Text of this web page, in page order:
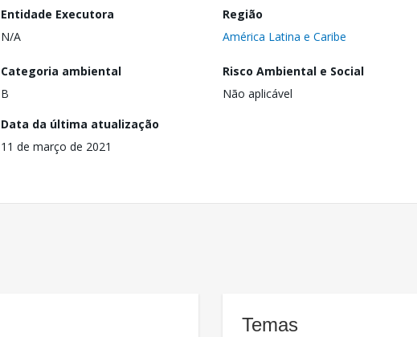
Entidade Executora
N/A
Região
América Latina e Caribe
Categoria ambiental
B
Risco Ambiental e Social
Não aplicável
Data da última atualização
11 de março de 2021
Temas